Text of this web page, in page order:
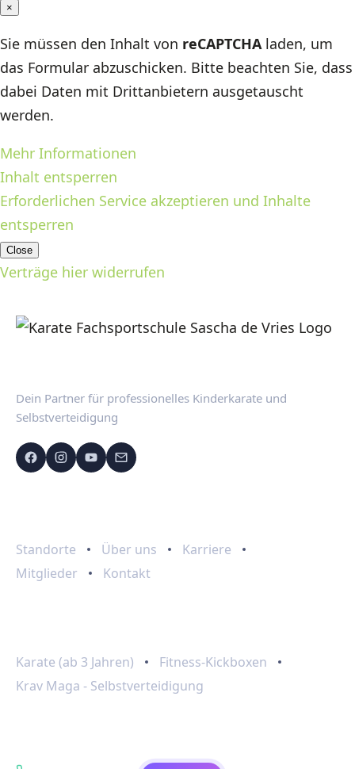
×
Sie müssen den Inhalt von reCAPTCHA laden, um
das Formular abzuschicken. Bitte beachten Sie, dass
dabei Daten mit Drittanbietern ausgetauscht
werden.
Mehr Informationen
Inhalt entsperren
Erforderlichen Service akzeptieren und Inhalte
entsperren
Close
Verträge hier widerrufen
Dein Partner für professionelles Kinderkarate und
Selbstverteidigung
Standorte Über uns
Karriere
Mitglieder
Kontakt
Karate (ab 3 Jahren)
Fitness-Kickboxen
Krav Maga - Selbstverteidigung